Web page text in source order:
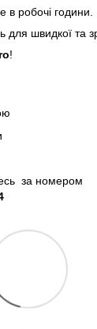
в робочі години.
для швидкої та
!
за номером